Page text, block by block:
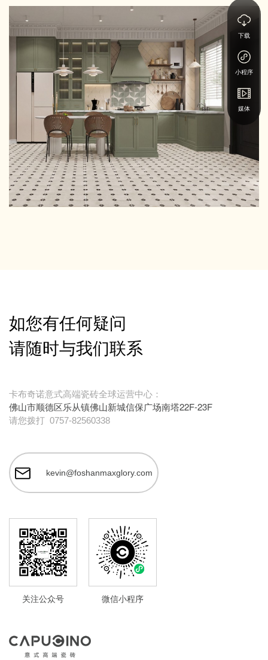
如您有任何疑问
请随时与我们联系
卡布奇诺意式高端瓷砖全球运营中心：
佛山市顺德区乐从镇佛山新城信保广场南塔22F-23F
请您拨打 0757-82560338
kevin@foshanmaxglory.com
关注公众号 微信小程序
下载
小程序
媒体